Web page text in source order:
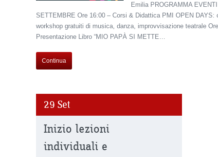
Emilia PROGRAMMA
SETTEMBRE Ore 16:00 – Corsi & Didattica PMI OPEN DAYS:
workshop gratuiti di musica, danza, improvvisazione teatrale
Presentazione Libro “MIO PAPÀ SI METTE…
Continua
29 Set
Inizio lezioni
individuali e